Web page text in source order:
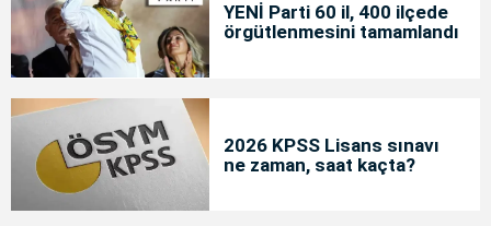
YENİ Parti 60 il, 400 ilçede
örgütlenmesini tamamlandı
2026 KPSS Lisans sınavı
ne zaman, saat kaçta?